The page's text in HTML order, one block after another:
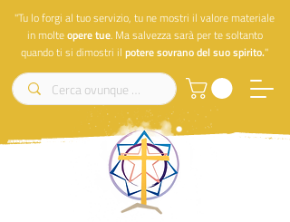
"Tu lo forgi al tuo servizio, tu ne mostri il valore materiale
in molteoperetue. Ma salvezza sarà per te soltanto
quando ti si dimostri il potere sovrano del suo spirito."